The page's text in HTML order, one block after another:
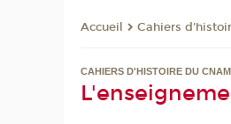
Accueil Cahiers
CAHIERS D'HISTOIRE DU